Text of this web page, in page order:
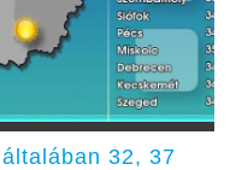
32, 37